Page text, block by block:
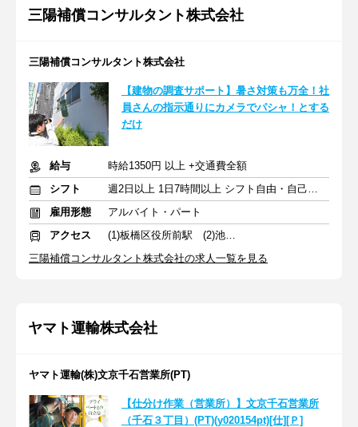
三陽補償コンサルタント株式会社
三陽補償コンサルタント株式会社
【建物の調査サポート】暑さ対策も万全！社
員さんの指示通りにカメラでパシャ！とする
だけ
給与
時給1350円 以上 +交通費全額
シフト
週2日以上 1日7時間以上 シフト自由・自己申告
雇用形態
アルバイト・パート
アクセス
(1)板橋区役所前駅 (2)池袋駅
三陽補償コンサルタント株式会社の求人一覧を見る
ヤマト運輸株式会社
ヤマト運輸(株)文京千石営業所(PT)
【仕分け作業（営業所）】文京千石営業所
（千石３丁目）(PT)(y020154pt)[仕][Ｐ]